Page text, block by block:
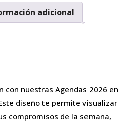
adicional
con nuestras Agendas 2026 en
diseño te permite visualizar
compromisos de la semana,